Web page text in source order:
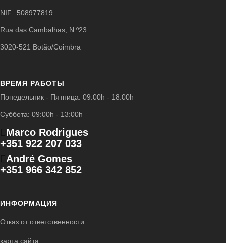
NIF.: 508977819
Rua das Cambalhas, N.º23
3020-521 Botão/Coimbra
ВРЕМЯ РАБОТЫ
Понедельник - Пятница: 09:00h - 18:00h
Суббота: 09:00h - 13:00h
Marco Rodrigues
+351 922 207 033
André Gomes
+351 966 342 852
ИНФОРМАЦИЯ
Отказ от ответственности
карта сайта